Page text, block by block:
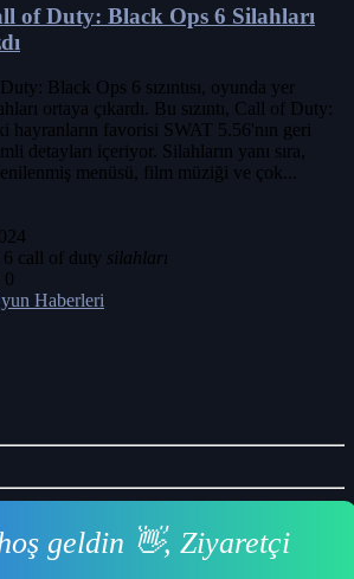
of Duty: Black Ops 6 Silahları
Black Ops 6 sızıntısı, oyunda yer
ortaya çıkardı. Bu sızıntı, Call of Duty:
hayranların favorisi SWAT 5.56'nın geri
detayları içeriyor. Silahların yanı sıra,
menüsü, film müziği ve çok...
call of duty silahları
0
Haberleri
geldin 👋, Ziyaretçi